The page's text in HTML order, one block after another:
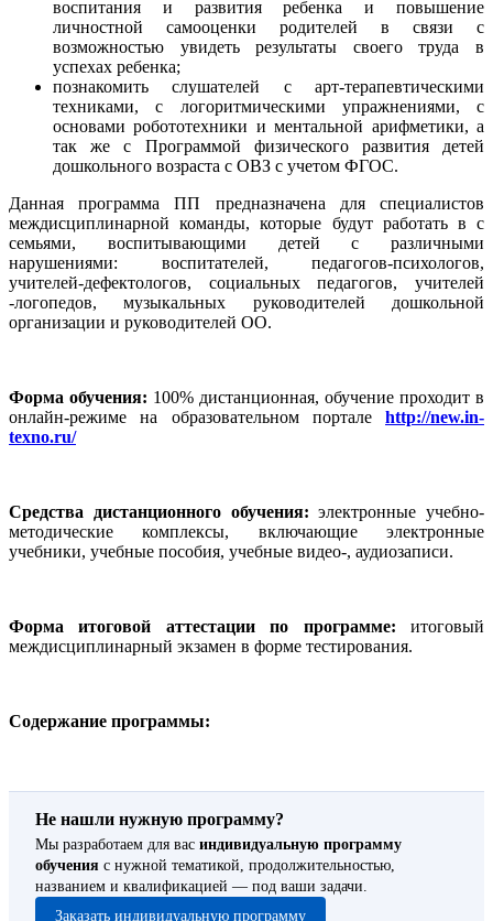
воспитания и развития ребенка и повышение
личностной самооценки родителей в связи с
возможностью увидеть результаты своего труда в
успехах ребенка;
познакомить слушателей с арт-терапевтическими
техниками, с логоритмическими упражнениями, с
основами робототехники и ментальной арифметики, а
так же с Программой физического развития детей
дошкольного возраста с ОВЗ с учетом ФГОС.
Данная программа ПП предназначена для специалистов
междисциплинарной команды, которые будут работать в с
семьями, воспитывающими детей с различными
нарушениями: воспитателей, педагогов-психологов,
учителей-дефектологов, социальных педагогов, учителей
-логопедов, музыкальных руководителей дошкольной
организации и руководителей ОО.
Форма обучения: 100% дистанционная, обучение проходит в
онлайн-режиме на образовательном портале http://new.in-
texno.ru/
Средства дистанционного обучения: электронные учебно-
методические комплексы, включающие электронные
учебники, учебные пособия, учебные видео-, аудиозаписи.
Форма итоговой аттестации по программе: итоговый
междисциплинарный экзамен в форме тестирования.
Содержание программы:
Не нашли нужную программу?
Мы разработаем для вас индивидуальную программу
обучения с нужной тематикой, продолжительностью,
названием и квалификацией — под ваши задачи.
Заказать индивидуальную программу